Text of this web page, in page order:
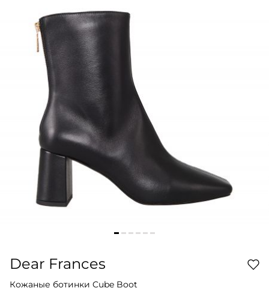
Dear Frances
Кожаные ботинки Cube Boot